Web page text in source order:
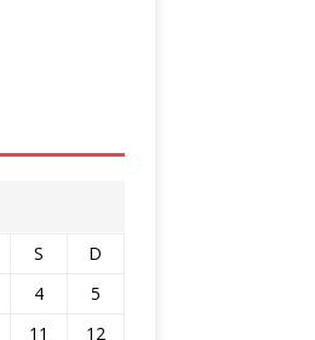
S
D
4
5
11
12